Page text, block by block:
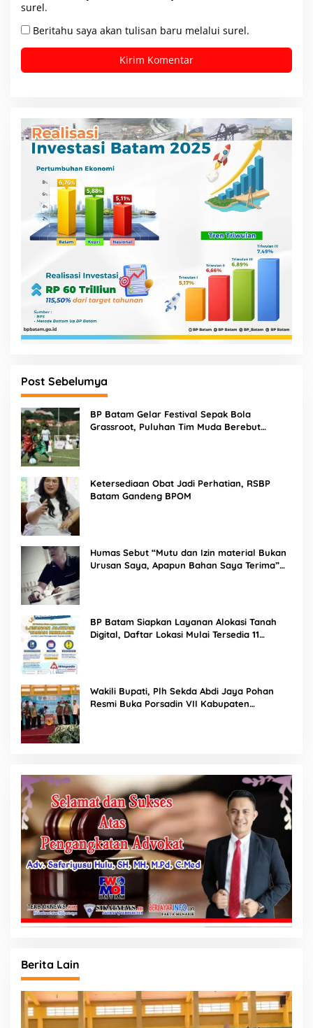
surel.
Beritahu saya akan tulisan baru melalui surel.
Post Sebelumya
BP Batam Gelar Festival Sepak Bola
Grassroot, Puluhan Tim Muda Berebut
Ketersediaan Obat Jadi Perhatian, RSBP
Batam Gandeng BPOM
Humas Sebut “Mutu dan Izin material Bukan
Urusan Saya, Apapun Bahan Saya Terima”
BP Batam Siapkan Layanan Alokasi Tanah
Digital, Daftar Lokasi Mulai Tersedia 11
Wakili Bupati, Plh Sekda Abdi Jaya Pohan
Resmi Buka Porsadin VII Kabupaten
Berita Lain